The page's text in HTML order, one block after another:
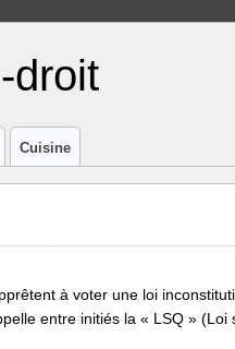
droit
Cuisine
à voter une loi
entre initiés la « LSQ »